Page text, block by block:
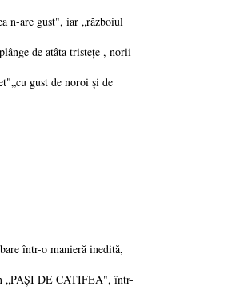
n-are gust", iar „războiul
de atâta tristețe , norii
gust de noroi și de
într-o manieră inedită,
„PAȘI DE CATIFEA", într-